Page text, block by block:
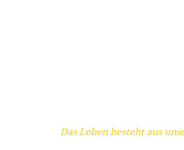
Das Leben besteht aus